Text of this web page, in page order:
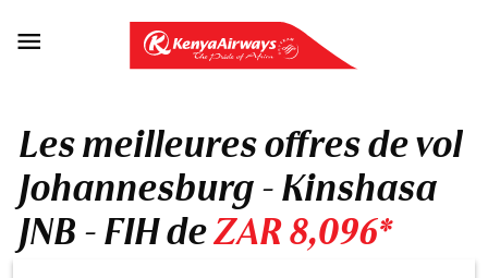

Les meilleures offres de vol
Johannesburg - Kinshasa
JNB - FIH deZAR 8,096*